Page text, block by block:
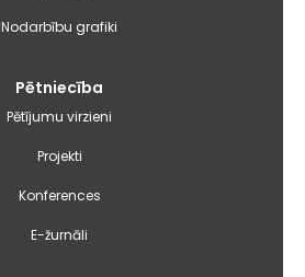
Nodarbību grafiki
Pētniecība
Pētījumu virzieni
Projekti
Konferences
E-žurnāli